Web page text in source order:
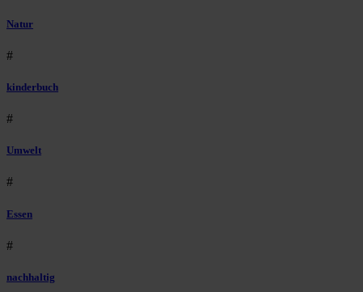
Natur
#
kinderbuch
#
Umwelt
#
Essen
#
nachhaltig